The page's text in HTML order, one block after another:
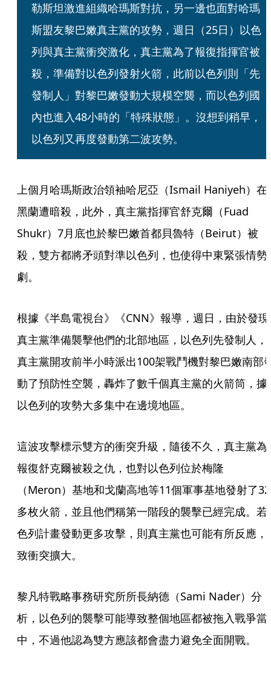
勒斯坦激進組織哈瑪斯對抗，另一邊也面對哈瑪
斯盟友黎巴嫩真主黨的攻勢，週日（25日）以色
列與真主黨衝突激化，真主黨為了報復指揮官被
殺，準備對以色列發射火箭，此前以色列則「先
發制人」對黎巴嫩發動大規模空襲，而以色列國
內也進入48小時的「特殊狀態」。沒想到稍早，
以色列又再度發動第二波攻勢。
上個月哈瑪斯政治領袖哈尼亞（Ismail Haniyeh）在
黑蘭遭暗殺，此外，真主黨指揮官舒克爾（Fuad
Shukr）7月底也於黎巴嫩首都貝魯特（Beirut）被
殺，雙方都將矛頭對準以色列，也使得中東緊張情勢
劇。
根據《半島電視台》《CNN》報導，週日，由於發現
真主黨準備襲擊他們的北部地區，以色列先發制人，
真主黨開攻前半小時派出100架戰鬥機對黎巴嫩南部
動了預防性空襲，轟炸了數千個真主黨的火箭筒，據
以色列的攻勢大多集中在邊境地區。
這波攻擊標示雙方的衝突升級，隨後不久，真主黨為
報復舒克爾被殺之仇，也對以色列位於梅隆
（Meron）基地和戈蘭高地等11個軍事基地發射了
多枚火箭，並且他們稱第一階段的襲擊已經完成。若
色列計畫發動更多攻擊，則真主黨也可能有所反應，
致衝突擴大。
黎凡特戰略事務研究所所長納德（Sami Nader）分
析，以色列的襲擊可能導致整個地區都被拖入戰爭當
中，不過他認為雙方應該都會盡力避免全面開戰。